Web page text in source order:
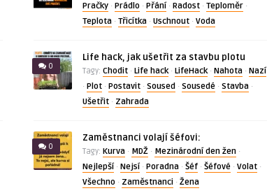
Pračky· Prádlo· Přání· Radost· Teploměr·
Teplota· Třicítka· Uschnout· Voda
0
Life hack, jak ušetřit za stavbu plotu
Tagy: Chodit· Life hack· LifeHack· Nahota· Nazí
· Plot· Postavit· Soused · Sousedé· Stavba·
Ušetřit· Zahrada
0
Zaměstnanci volají šéfovi:
Tagy: Kurva· MDŽ· Mezinárodní den žen·
Nejlepší· Nejsí· Poradna· Šéf· Šéfové· Volat·
Všechno· Zaměstnanci· Žena